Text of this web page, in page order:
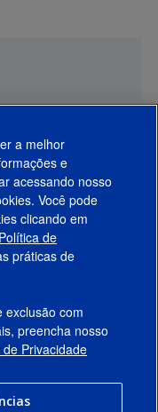
a melhor
e
acessando nosso
Você pode
clicando em
Política de
práticas de
exclusão com
preencha nosso
Privacidade